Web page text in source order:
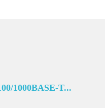
1000BASE-T...